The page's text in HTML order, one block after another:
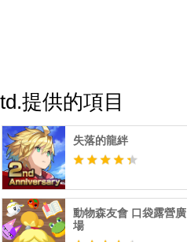
提供的項目
失落的龍絆
動物森友會 口袋露營廣
場